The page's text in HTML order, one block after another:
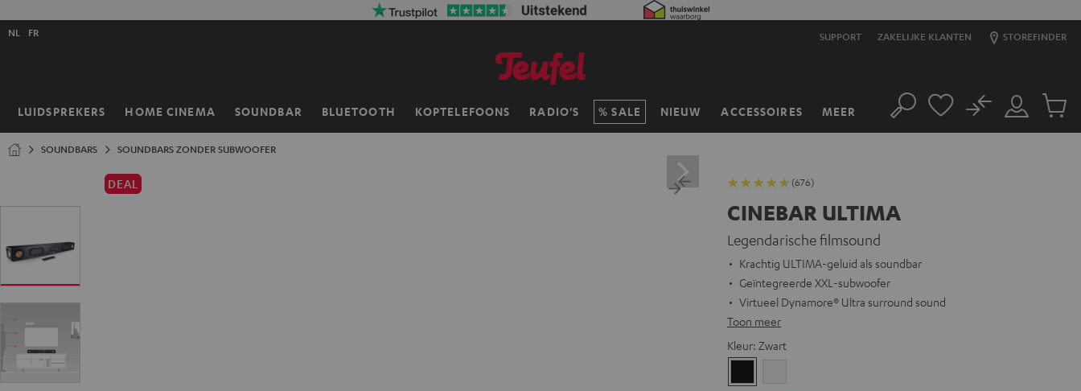
SUPPORT ZAKELIJKE KLANTEN STOREFINDER
LUIDSPREKERS HOME CINEMA SOUNDBAR BLUETOOTH KOPTELEFOONS RADIO'S SALE NIEUW ACCESSOIRES MEER
Selecteer
NL FR
Home Zoeken
Mijn
account
No
SOUNDBARS SOUNDBARS ZONDER SUBWOOFER
DEAL (676)
CINEBAR ULTIMA
Legendarische filmsound
Krachtig ULTIMA-geluid als soundbar
Geïntegreerde XXL-subwoofer
Virtueel Dynamore® Ultra surround sound
Toon meer
Kleur: Zwart